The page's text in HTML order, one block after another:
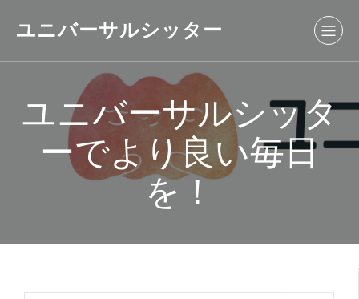
ユニバーサルシッター
ユニバーサルシッタ
ーでより良い毎日
を！